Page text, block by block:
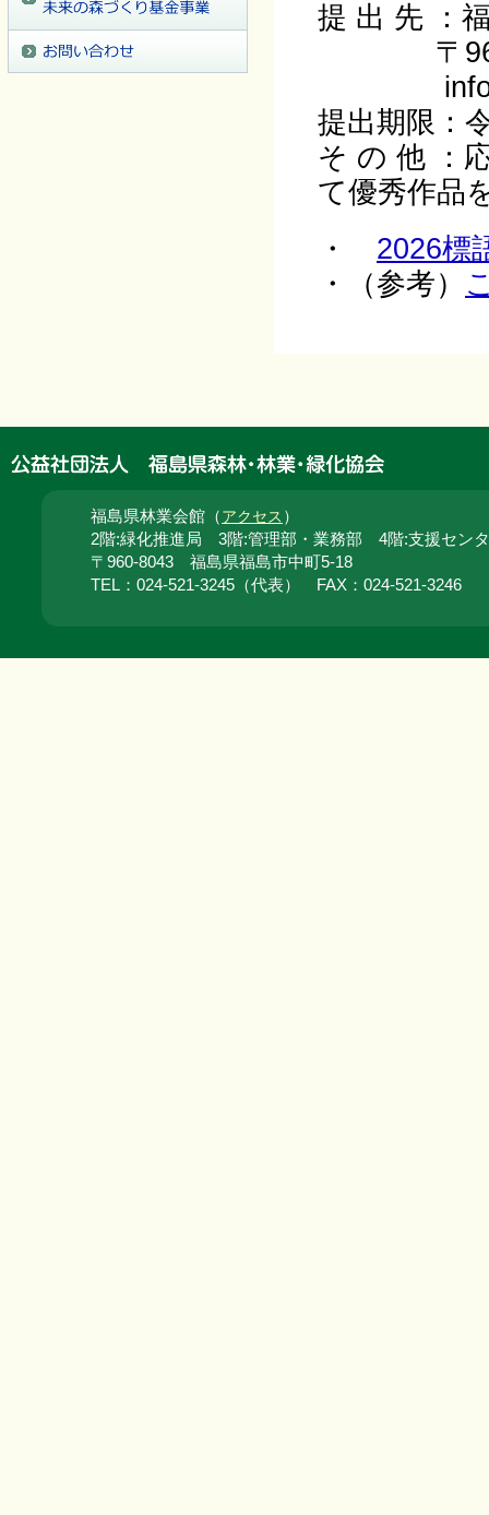
提 出 先 ：
〒960-
提出期限：
そ の 他 ：
て優秀作品
・ 2026標
・（参考）
福島県林業会館（ アクセス ）
2階:緑化推進局 3階:管理部・業務部 4階:支援セン
〒960-8043 福島県福島市中町5-18
TEL：024‐521‐3245（代表） FAX：024‐521‐3246